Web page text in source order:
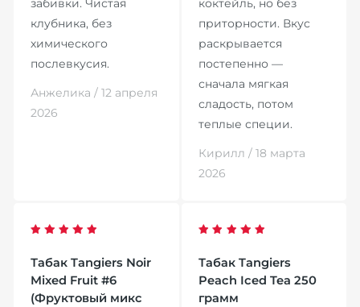
забивки. Чистая
клубника, без
химического
послевкусия.
Анжелика / 12 апреля
2026
коктейль, но без
приторности. Вкус
раскрывается
постепенно —
сначала мягкая
сладость, потом
теплые специи.
Кирилл / 18 марта
2026
Табак Tangiers Noir
Mixed Fruit #6
(Фруктовый микс
Табак Tangiers
Peach Iced Tea 250
грамм